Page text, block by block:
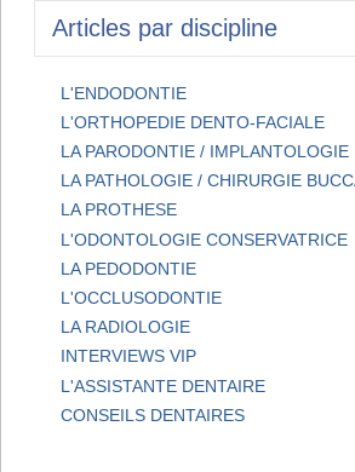
Articles par discipline
L'ENDODONTIE
L'ORTHOPEDIE DENTO-FACIALE
LA PARODONTIE / IMPLANTOLOGIE
LA PATHOLOGIE / CHIRURGIE
LA PROTHESE
L'ODONTOLOGIE CONSERVATRICE
LA PEDODONTIE
L'OCCLUSODONTIE
LA RADIOLOGIE
INTERVIEWS VIP
L'ASSISTANTE DENTAIRE
CONSEILS DENTAIRES